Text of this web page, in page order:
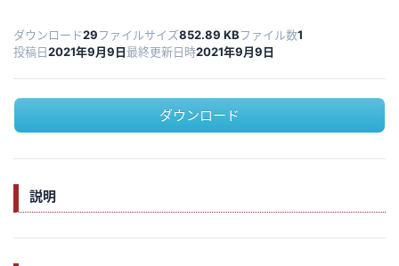
ダウンロード29ファイルサイズ852.89 KBファイル数1
投稿日2021年9月9日最終更新日時2021年9月9日
ダウンロード
説明